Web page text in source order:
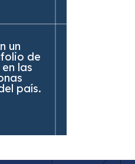
un
de
las
país.